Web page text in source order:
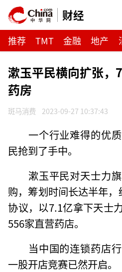
财经
推荐 TMT 金融 地产
漱玉平民横向扩张，
药房
斑马消费 2023-09-27 10:37:43
一个行业难得的优
民抢到了手中。
漱玉平民对天士力
购，筹划时间长达半年
协议，以7.1亿拿下天士
556家直营药店。
当中国的连锁药店
一股开店竞赛已然开启。